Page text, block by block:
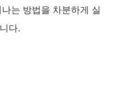
는 방법을 차분하게 실
다.